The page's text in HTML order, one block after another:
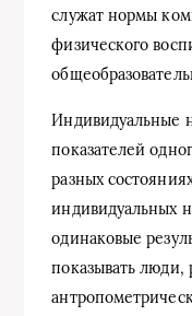
служат нормы
физического
Индивидуальные
показателей
разных
индивидуальных
одинаковые
показывать